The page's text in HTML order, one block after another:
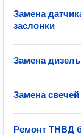
Замена
заслонки
Замена
Замена свечей
Ремонт ТНВД